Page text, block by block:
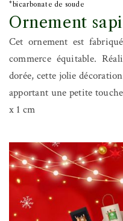
*bicarbonate de soude
Ornement
Cet ornement est
commerce équitable.
dorée, cette jolie
apportant une petite
x 1 cm